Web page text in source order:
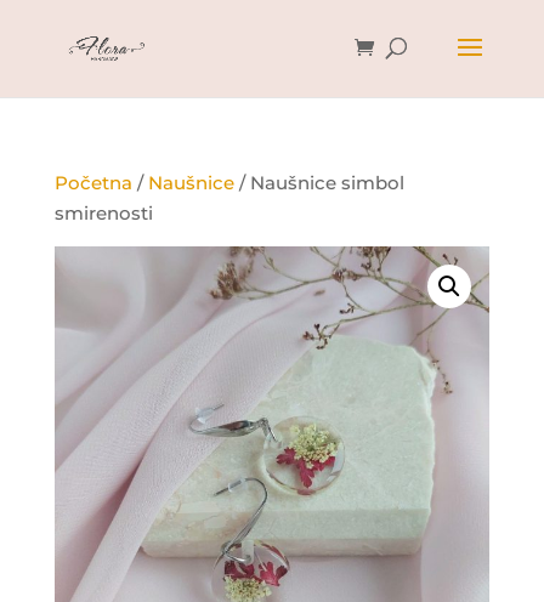
Početna / Naušnice/ Naušnice simbol
smirenosti